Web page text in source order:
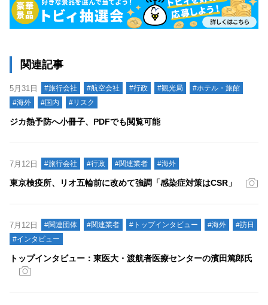
関連記事
5月31日 #旅行会社 #航空会社 #行政 #観光局
#ホテル・旅館
#海外
#国内 #リスク
ジカ熱予防へ小冊子、PDFでも閲覧可能
7月12日 #旅行会社 #行政 #関連業者 #海外
東京検疫所、リオ五輪前に改めて強調「感染症対策はCSR」
7月12日 #関連団体 #関連業者 #トップインタビュー #海外
#訪日
#インタビュー
トップインタビュー：東医大・渡航者医療センターの濱田篤郎氏